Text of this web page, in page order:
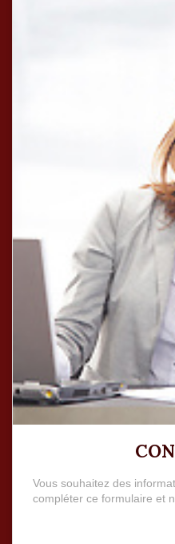
Vous souhaitez des
compléter ce formulaire et